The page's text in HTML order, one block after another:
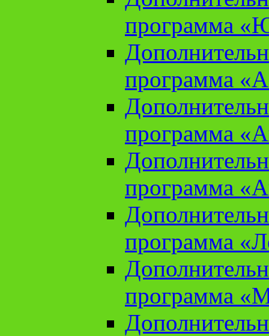
программа
программа
программа
программа
программа
программа